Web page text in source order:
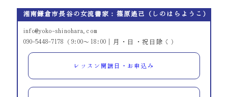
湘南鎌倉市長谷の女流書家：篠原遙己（しのはらようこ）
info@yoko-shinohara.com
090-5448-7178（9:00～18:00｜月・日・祝日除く）
レッスン開講日・お申込み